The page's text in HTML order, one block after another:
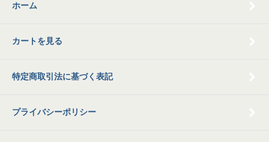
ホーム
カートを見る
特定商取引法に基づく表記
プライバシーポリシー